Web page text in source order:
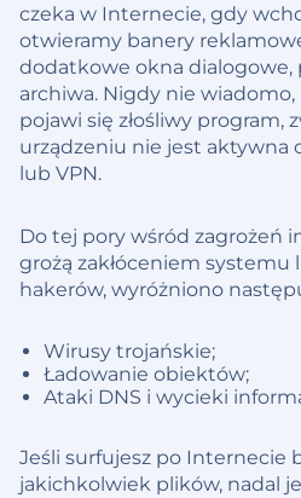
czeka w Internecie, gdy
otwieramy banery
dodatkowe okna dialogowe,
archiwa. Nigdy nie
pojawi się złośliwy program,
urządzeniu nie jest aktywna
lub VPN.
Do tej pory wśród zagrożeń
grożą zakłóceniem systemu
hakerów, wyróżniono
Wirusy trojańskie;
Ładowanie obiektów;
Ataki DNS i wycieki
Jeśli surfujesz po Internecie
jakichkolwiek plików, nadal